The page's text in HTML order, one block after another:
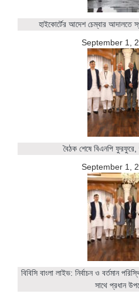
হাইকোর্টের আদেশ চেম্বার আদালতে
September 1,
বৈঠক শেষে বিএনপি ফুরফুরে,
September 1,
বিবিসি বাংলা লাইভ: নির্বাচন ও বর্তমান
সাথে প্রধান